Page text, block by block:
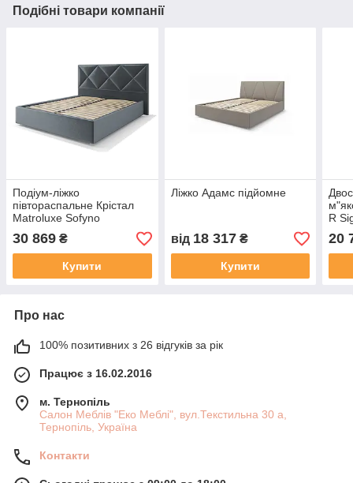
Подібні товари компанії
Подіум-ліжко
півтораспальне Крістал
Matroluxe Sofyno
30 869 ₴
Купити
Ліжко Адамс підйомне
від 18 317₴
Купити
R
20
Про нас
100% позитивних з 26 відгуків за рік
Працює з 16.02.2016
м. Тернопіль
Салон Меблів "Еко Меблі", вул.Текстильна 30 а,
Тернопіль, Україна
Контакти